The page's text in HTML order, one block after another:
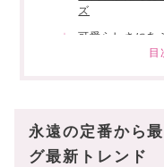
ズ
可愛らしさにあ
毎日に寄り添う
チェーンウォレ
永遠の定番から
グ最新トレンド